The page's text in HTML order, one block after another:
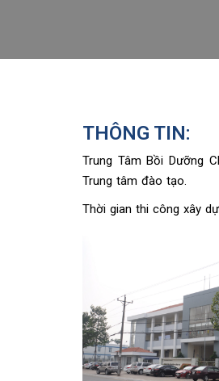
THÔNG TIN:
Trung Tâm Bồi Dưỡng
Trung tâm đào tạo.
Thời gian thi công xây